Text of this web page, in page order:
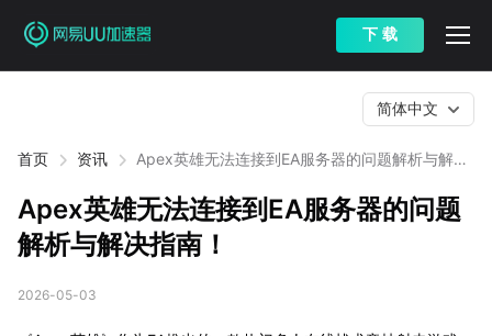
下 载
首页 资讯
Apex英雄无法连接到EA服务器的问题解析与解决
简体中文
Apex英雄无法连接到EA服务器的问题
解析与解决指南！
2026-05-03